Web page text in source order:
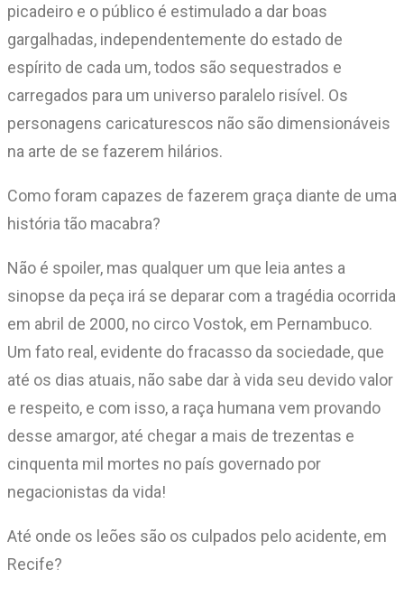
picadeiro e o público é estimulado a dar boas
gargalhadas, independentemente do estado de
espírito de cada um, todos são sequestrados e
carregados para um universo paralelo risível. Os
personagens caricaturescos não são dimensionáveis
na arte de se fazerem hilários.
Como foram capazes de fazerem graça diante de uma
história tão macabra?
Não é spoiler, mas qualquer um que leia antes a
sinopse da peça irá se deparar com a tragédia ocorrida
em abril de 2000, no circo Vostok, em Pernambuco.
Um fato real, evidente do fracasso da sociedade, que
até os dias atuais, não sabe dar à vida seu devido valor
e respeito, e com isso, a raça humana vem provando
desse amargor, até chegar a mais de trezentas e
cinquenta mil mortes no país governado por
negacionistas da vida!
Até onde os leões são os culpados pelo acidente, em
Recife?